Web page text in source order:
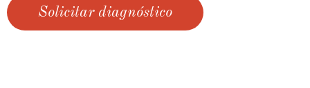
Solicitar diagnóstico